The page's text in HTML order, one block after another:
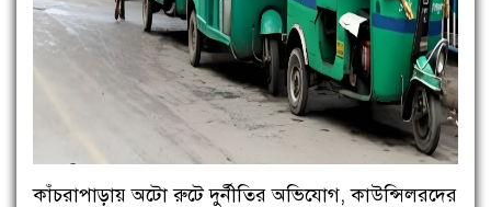
কাঁচরাপাড়ায় অটো রুটে দুর্নীতির অভিযোগ, কাউন্সিলরদের